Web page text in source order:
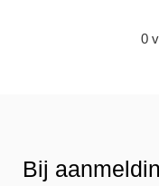
0
Bij